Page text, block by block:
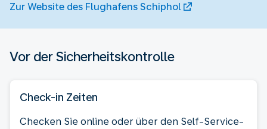
Zur Website des Flughafens Schiphol
Vor der Sicherheitskontrolle
Check-in Zeiten
Checken Sie online oder über den Self-Service-